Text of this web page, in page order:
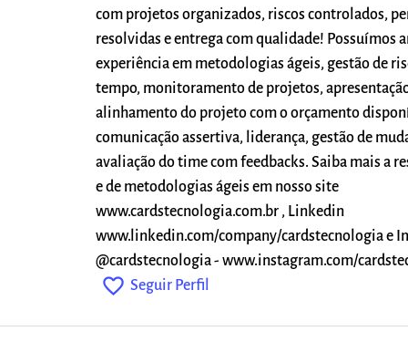
com projetos organizados, riscos controlados,
resolvidas e entrega com qualidade! Possuímos
experiência em metodologias ágeis, gestão de
tempo, monitoramento de projetos,
alinhamento do projeto com o orçamento
comunicação assertiva, liderança, gestão de
avaliação do time com feedbacks. Saiba mais a
e de metodologias ágeis em nosso site
www.cardstecnologia.com.br , Linkedin
www.linkedin.com/company/cardstecnologia e
@cardstecnologia - www.instagram.com/
favorite_outline Seguir Perfil